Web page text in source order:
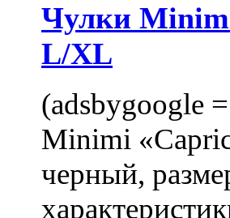
Чулки
L/XL
(adsbygoogle
Minimi
черный,